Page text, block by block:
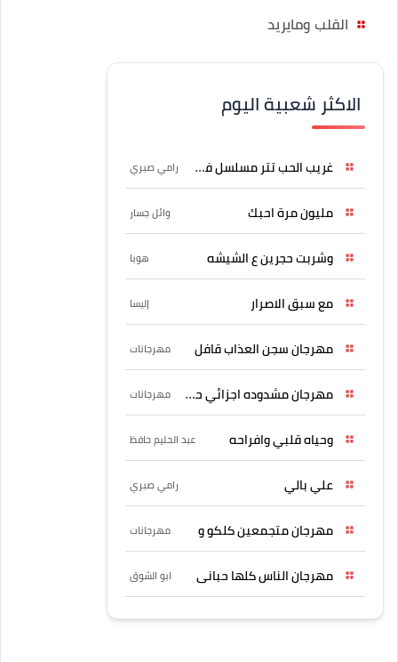
القلب ومايريد
الاكثر شعبية اليوم
غريب الحب تتر مسلسل فرصة رامي صبري
مليون مرة احبك وائل جسار
وشربت حجرين ع الشيشه هوبا
مع سبق الاصرار إليسا
مهرجان سجن العذاب قافل مهرجانات
مهرجان مشدوده اجزائي حربونى مهرجانات
وحياه قلبي وافراحه عبد الحليم حافظ
علي بالي رامي صبري
مهرجان متجمعين كلكو و مهرجانات
مهرجان الناس كلها حبانى ابو الشوق